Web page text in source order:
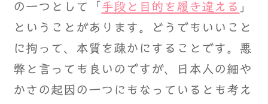
の一つとして「 手段と目的を履き違える 」
ということがあります。どうでもいいこと
に拘って、本質を疎かにすることです。悪
弊と言っても良いのですが、日本人の細や
かさの起因の一つにもなっているとも考え